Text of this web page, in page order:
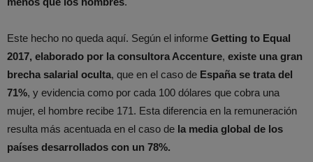
Este hecho no queda aquí. Según el informe Getting to Equal
2017, elaborado por la consultora Accenture, existe una gran
brecha salarial oculta, que en el caso de España se trata del
71%, y evidencia como por cada 100 dólares que cobra una
mujer, el hombre recibe 171. Esta diferencia en la remuneración
resulta más acentuada en el caso de la media global de los
países desarrollados con un 78%.